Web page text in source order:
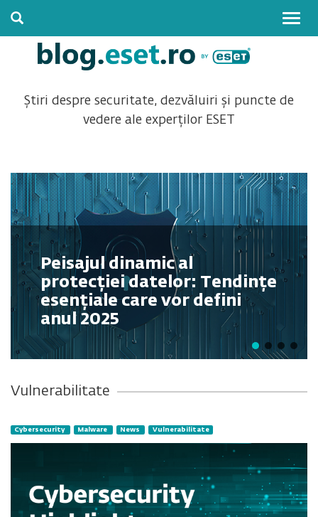
Știri despre securitate, dezvăluiri și puncte de
vedere ale experților ESET
Peisajul dinamic al
protecției datelor: Tendințe
esențiale care vor defini
anul 2025
Vulnerabilitate
Cybersecurity Malware News Vulnerabilitate